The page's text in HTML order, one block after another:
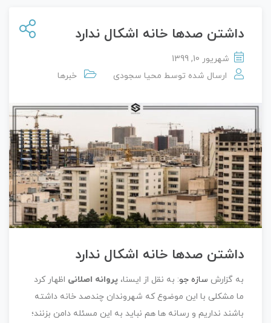
داشتن صدها خانه اشکال ندارد
شهریور 10, 1399
ارسال شده توسط محیا سجودی خبرها
داشتن صدها خانه اشکال ندارد
به گزارش سازه جو: به نقل از ایسنا، پروانه اصلانی اظهار کرد
ما مشکلی با این موضوع که شهروندان چندصد خانه داشته
باشند نداریم​ و رسانه ها هم نباید به این مسئله دامن بزنند؛